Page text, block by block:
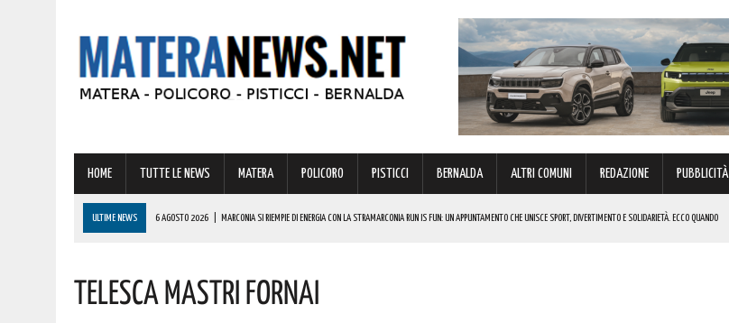
HOME TUTTE LE NEWS MATERA POLICORO PISTICCI BERNALDA ALTRI COMUNI REDAZIONE PUBBLICITÀ
ULTIME NEWS 6 AGOSTO 2026 MARCONIA SI RIEMPIE DI ENERGIA CON LA STRAMARCONIA RUN IS FUN: UN APPUNTAMENTO CHE UNISCE SPORT, DIVERTIMENTO E SOLIDARIETÀ. ECCO QUANDO
6 AGOSTO 2026 VALSINNI CELEBRA LA POETESSA ISABELLA MORRA CON DUE SPETTACOLI TEATRALI! ECCO LE DATE
Telesca Mastri Fornai